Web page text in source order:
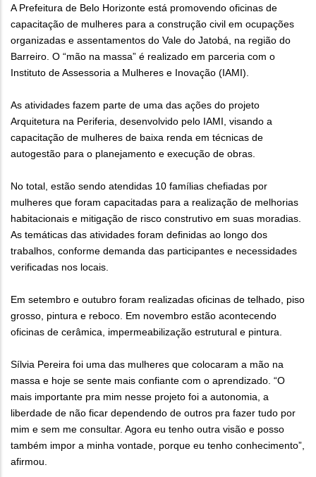
A Prefeitura de Belo Horizonte está promovendo oficinas de
capacitação de mulheres para a construção civil em ocupações
organizadas e assentamentos do Vale do Jatobá, na região do
Barreiro. O “mão na massa” é realizado em parceria com o
Instituto de Assessoria a Mulheres e Inovação (IAMI).
As atividades fazem parte de uma das ações do projeto
Arquitetura na Periferia, desenvolvido pelo IAMI, visando a
capacitação de mulheres de baixa renda em técnicas de
autogestão para o planejamento e execução de obras.
No total, estão sendo atendidas 10 famílias chefiadas por
mulheres que foram capacitadas para a realização de melhorias
habitacionais e mitigação de risco construtivo em suas moradias.
As temáticas das atividades foram definidas ao longo dos
trabalhos, conforme demanda das participantes e necessidades
verificadas nos locais.
Em setembro e outubro foram realizadas oficinas de telhado, piso
grosso, pintura e reboco. Em novembro estão acontecendo
oficinas de cerâmica, impermeabilização estrutural e pintura.
Sílvia Pereira foi uma das mulheres que colocaram a mão na
massa e hoje se sente mais confiante com o aprendizado. “O
mais importante pra mim nesse projeto foi a autonomia, a
liberdade de não ficar dependendo de outros pra fazer tudo por
mim e sem me consultar. Agora eu tenho outra visão e posso
também impor a minha vontade, porque eu tenho conhecimento”,
afirmou.